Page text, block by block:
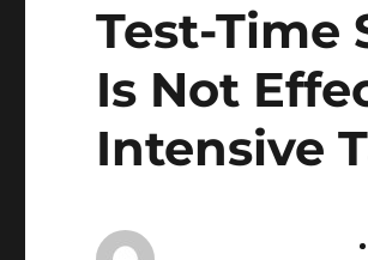
Test-Time
Is Not
Intensive